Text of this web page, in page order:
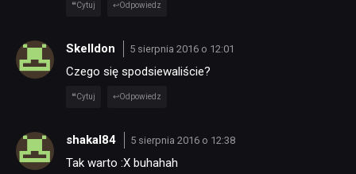
Cytuj Odpowiedz
Skelldon 5 sierpnia 2016 o 12:01
Czego się spodsiewaliście?
Cytuj Odpowiedz
shakal84 5 sierpnia 2016 o 12:38
Tak warto :X buhahah